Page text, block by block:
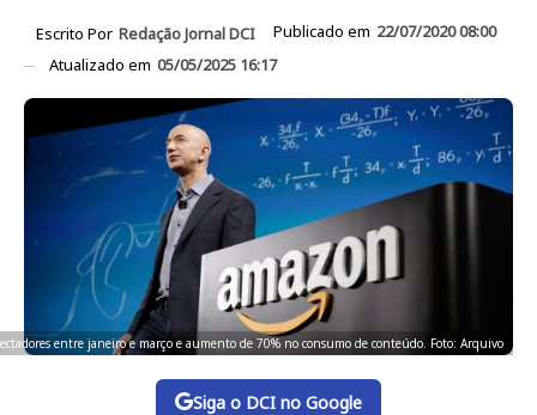
Escrito Por Redação Jornal DCI Publicado em 22/07/2020 08:00
Atualizado em 05/05/2025 16:17
entre janeiro e março e aumento de 70% no consumo de conteúdo. Foto: Arquivo
Siga o DCI no Google